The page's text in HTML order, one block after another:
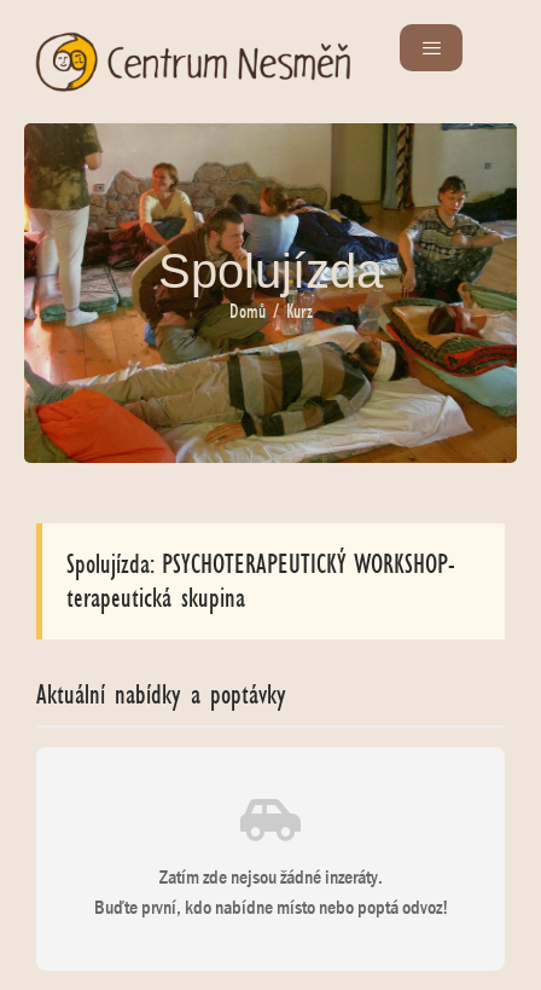
Spolujízda
Domů/ Kurz
Spolujízda: PSYCHOTERAPEUTICKÝ WORKSHOP-
terapeutická skupina
Aktuální nabídky a poptávky
Zatím zde nejsou žádné inzeráty.
Buďte první, kdo nabídne místo nebo poptá odvoz!